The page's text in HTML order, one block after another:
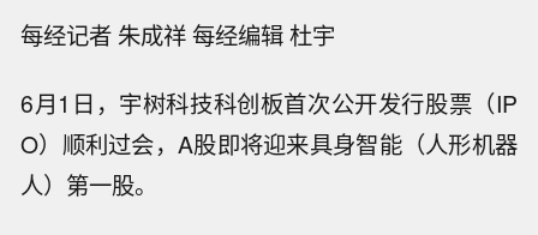
每经记者 朱成祥 每经编辑 杜宇
6月1日，宇树科技科创板首次公开发行股票（IP
O）顺利过会，A股即将迎来具身智能（人形机器
人）第一股。